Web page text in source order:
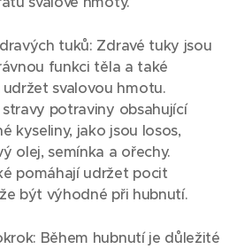
tuků: Zdravé tuky jsou
funkci těla a také
svalovou hmotu.
potraviny obsahující
kyseliny, jako jsou losos,
olej, semínka a ořechy.
pomáhají udržet pocit
být výhodné při hubnutí.
Během hubnutí je důležité